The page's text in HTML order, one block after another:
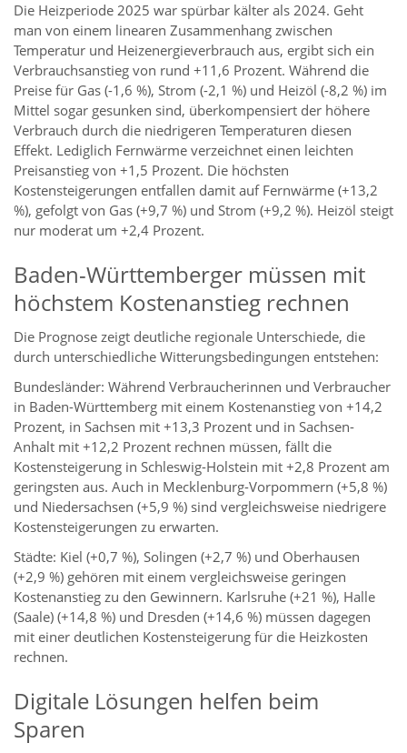
Die Heizperiode 2025 war spürbar kälter als 2024. Geht
man von einem linearen Zusammenhang zwischen
Temperatur und Heizenergieverbrauch aus, ergibt sich ein
Verbrauchsanstieg von rund +11,6 Prozent. Während die
Preise für Gas (-1,6 %), Strom (-2,1 %) und Heizöl (-8,2 %) im
Mittel sogar gesunken sind, überkompensiert der höhere
Verbrauch durch die niedrigeren Temperaturen diesen
Effekt. Lediglich Fernwärme verzeichnet einen leichten
Preisanstieg von +1,5 Prozent. Die höchsten
Kostensteigerungen entfallen damit auf Fernwärme (+13,2
%), gefolgt von Gas (+9,7 %) und Strom (+9,2 %). Heizöl steigt
nur moderat um +2,4 Prozent.
Baden-Württemberger müssen mit
höchstem Kostenanstieg rechnen
Die Prognose zeigt deutliche regionale Unterschiede, die
durch unterschiedliche Witterungsbedingungen entstehen:
Bundesländer: Während Verbraucherinnen und Verbraucher
in Baden-Württemberg mit einem Kostenanstieg von +14,2
Prozent, in Sachsen mit +13,3 Prozent und in Sachsen-
Anhalt mit +12,2 Prozent rechnen müssen, fällt die
Kostensteigerung in Schleswig-Holstein mit +2,8 Prozent am
geringsten aus. Auch in Mecklenburg-Vorpommern (+5,8 %)
und Niedersachsen (+5,9 %) sind vergleichsweise niedrigere
Kostensteigerungen zu erwarten.
Städte: Kiel (+0,7 %), Solingen (+2,7 %) und Oberhausen
(+2,9 %) gehören mit einem vergleichsweise geringen
Kostenanstieg zu den Gewinnern. Karlsruhe (+21 %), Halle
(Saale) (+14,8 %) und Dresden (+14,6 %) müssen dagegen
mit einer deutlichen Kostensteigerung für die Heizkosten
rechnen.
Digitale Lösungen helfen beim
Sparen